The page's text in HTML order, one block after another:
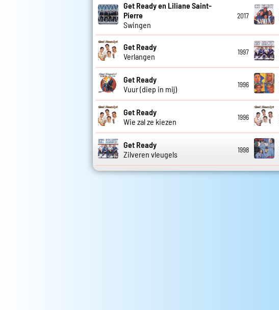
Get Ready en Liliane Saint-
Pierre
Swingen
2017
Get Ready
Verlangen
1997
Get Ready
Vuur (diep in mij)
1996
Get Ready
Wie zal ze kiezen
1996
Get Ready
Zilveren vleugels
1998